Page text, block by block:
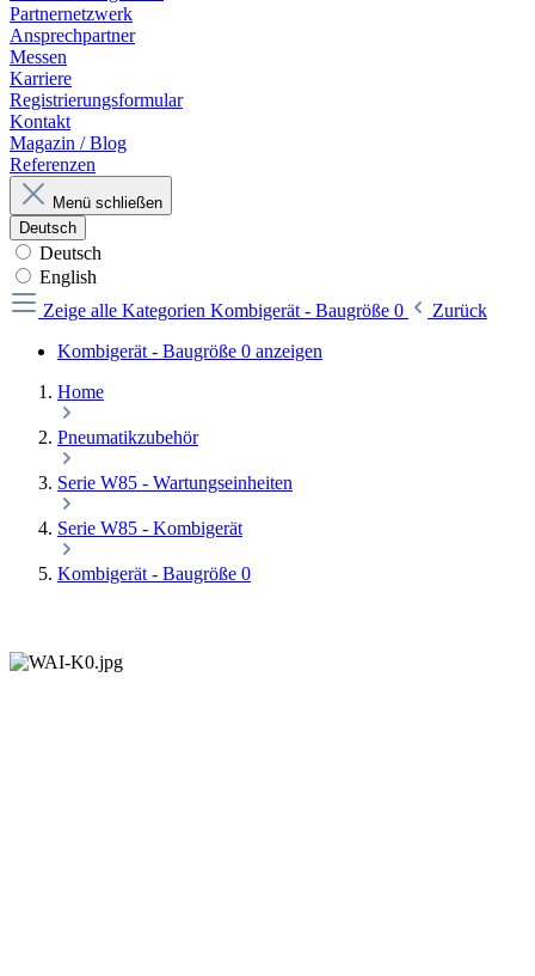
Partnernetzwerk
Ansprechpartner
Messen
Karriere
Registrierungsformular
Kontakt
Magazin / Blog
Referenzen
Menü schließen
Deutsch
Deutsch
English
Zeige alle Kategorien Kombigerät - Baugröße 0
Zurück
Kombigerät - Baugröße 0 anzeigen
Home
Pneumatikzubehör
Serie W85 - Wartungseinheiten
Serie W85 - Kombigerät
Kombigerät - Baugröße 0